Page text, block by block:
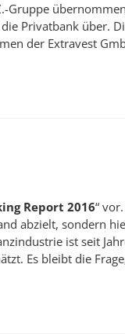
Gruppe
Privatbank über.
der Extravest
Report 2016“
abzielt, sondern
ist seit
Es bleibt die